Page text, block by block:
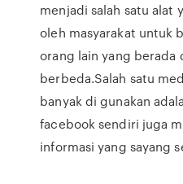
menjadi salah satu alat
oleh masyarakat untuk
orang lain yang berada
berbeda.Salah satu
banyak di gunakan
facebook sendiri juga
informasi yang sayang